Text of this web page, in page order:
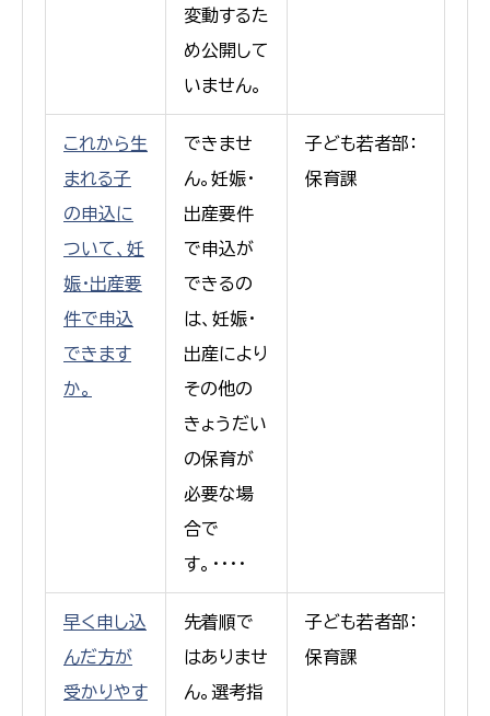
変動するた
め公開して
いません。
これから生
まれる子
の申込に
ついて、妊
娠・出産要
件で申込
できます
か。
できませ
ん。妊娠・
出産要件
で申込が
できるの
は、妊娠・
出産により
その他の
きょうだい
の保育が
必要な場
合で
す。・・・・
子ども若者部：
保育課
早く申し込
んだ方が
受かりやす
先着順で
はありませ
ん。選考指
子ども若者部：
保育課